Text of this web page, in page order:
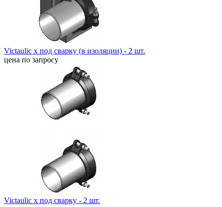
Victaulic x под сварку (в изоляции) - 2 шт.
цена по запросу
Victaulic x под сварку - 2 шт.